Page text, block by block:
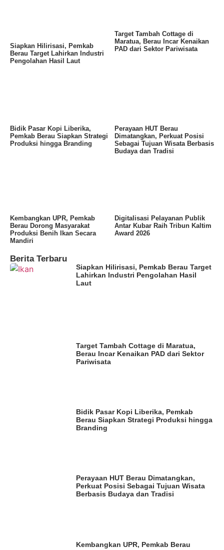
Siapkan Hilirisasi, Pemkab
Berau Target Lahirkan Industri
Pengolahan Hasil Laut
Target Tambah Cottage di
Maratua, Berau Incar Kenaikan
PAD dari Sektor Pariwisata
Bidik Pasar Kopi Liberika,
Pemkab Berau Siapkan Strategi
Produksi hingga Branding
Perayaan HUT Berau
Dimatangkan, Perkuat Posisi
Sebagai Tujuan Wisata Berbasis
Budaya dan Tradisi
Kembangkan UPR, Pemkab
Berau Dorong Masyarakat
Produksi Benih Ikan Secara
Mandiri
Digitalisasi Pelayanan Publik
Antar Kubar Raih Tribun Kaltim
Award 2026
Berita Terbaru
Siapkan Hilirisasi, Pemkab Berau Target
Lahirkan Industri Pengolahan Hasil
Laut
Target Tambah Cottage di Maratua,
Berau Incar Kenaikan PAD dari Sektor
Pariwisata
Bidik Pasar Kopi Liberika, Pemkab
Berau Siapkan Strategi Produksi hingga
Branding
Perayaan HUT Berau Dimatangkan,
Perkuat Posisi Sebagai Tujuan Wisata
Berbasis Budaya dan Tradisi
Kembangkan UPR, Pemkab Berau